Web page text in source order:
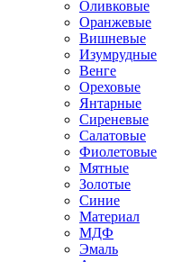
Оливковые
Оранжевые
Вишневые
Изумрудные
Венге
Ореховые
Янтарные
Сиреневые
Салатовые
Фиолетовые
Мятные
Золотые
Синие
Материал
МДФ
Эмаль